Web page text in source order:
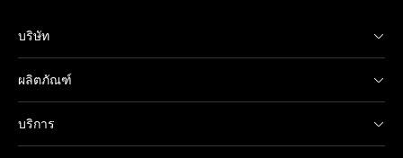
บริษัท
ผลิตภัณฑ์
บริการ